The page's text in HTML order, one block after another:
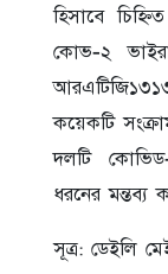
হিসাবে
কোভ-২
কয়েকটি
দলটি
ধরনের মন্তব্য
সূত্র: ডেইলি